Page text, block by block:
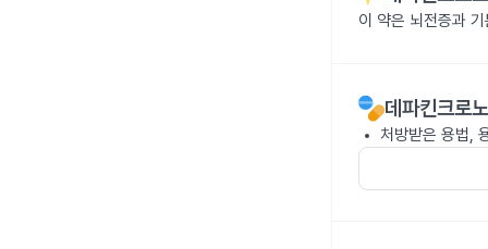
이 약은 뇌전증과
데파킨크로
처방받은 용법,